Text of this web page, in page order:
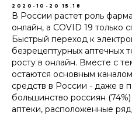
2020-10-20 15:18
В России растет роль
онлайн, а COVID 19 только
Быстрый переход к
безрецептурных аптечных
росту в онлайн. Вместе с
остаются основным
средств в России - даже в
большинство россиян
аптеки, расположенные